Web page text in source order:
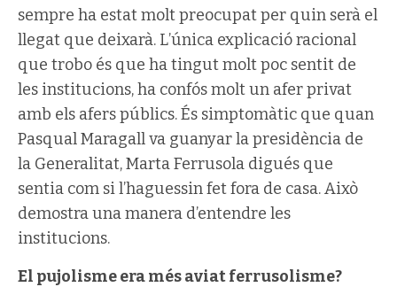
sempre ha estat molt preocupat per quin serà el
llegat que deixarà. L’única explicació racional
que trobo és que ha tingut molt poc sentit de
les institucions, ha confós molt un afer privat
amb els afers públics. És simptomàtic que quan
Pasqual Maragall va guanyar la presidència de
la Generalitat, Marta Ferrusola digués que
sentia com si l’haguessin fet fora de casa. Això
demostra una manera d’entendre les
institucions.
El pujolisme era més aviat ferrusolisme?